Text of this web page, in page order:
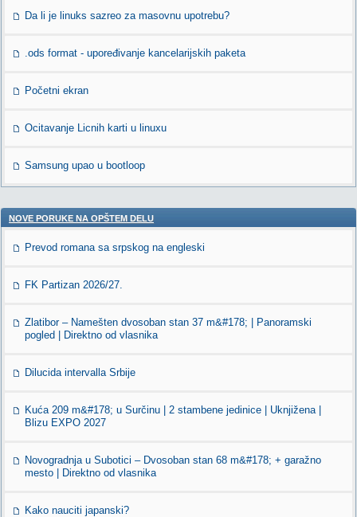
Da li je linuks sazreo za masovnu upotrebu?
.ods format - upoređivanje kancelarijskih paketa
Početni ekran
Ocitavanje Licnih karti u linuxu
Samsung upao u bootloop
NOVE PORUKE NA OPŠTEM DELU
Prevod romana sa srpskog na engleski
FK Partizan 2026/27.
Zlatibor – Namešten dvosoban stan 37 m&#178; | Panoramski
pogled | Direktno od vlasnika
Dilucida intervalla Srbije
Kuća 209 m&#178; u Surčinu | 2 stambene jedinice | Uknjižena |
Blizu EXPO 2027
Novogradnja u Subotici – Dvosoban stan 68 m&#178; + garažno
mesto | Direktno od vlasnika
Kako nauciti japanski?